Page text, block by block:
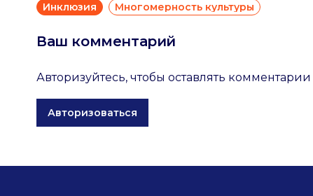
Инклюзия Многомерность культуры
Ваш комментарий
Авторизуйтесь, чтобы оставлять комментарии
Авторизоваться